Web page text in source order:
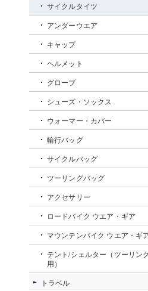
サイクルタイツ
アンダーウエア
キャップ
ヘルメット
グローブ
シューズ・ソックス
ウォーマー・カバー
輪行バッグ
サイクルバッグ
ツーリングバッグ
アクセサリー
ロードバイク ウエア・ギア
マウンテンバイク ウエア・ギ
テント/シェルター（ツーリン
用）
トラベル